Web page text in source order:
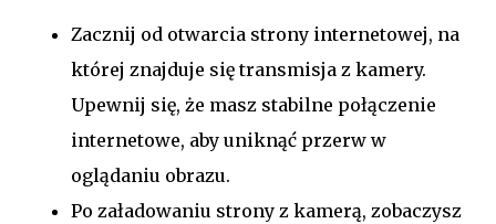
Zacznij od otwarcia strony internetowej, na
której znajduje się transmisja z kamery.
Upewnij się, że masz stabilne połączenie
internetowe, aby uniknąć przerw w
oglądaniu obrazu.
Po załadowaniu strony z kamerą, zobaczysz